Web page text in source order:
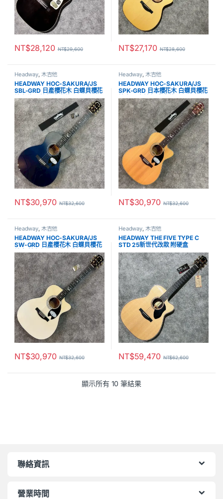
NT$28,120 NT$29,600 NT$27,170 NT$28,600
Headway, 木吉他
HEADWAY HOC-SAKURA/JS
SBL-GRD 日產櫻花木 白蝶貝櫻花
鑲嵌 漸層藍色 木吉他
NT$30,970 NT$32,600
Headway, 木吉他
HEADWAY HOC-SAKURA/JS
SPK-GRD 日本櫻花木 白蝶貝櫻花
鑲嵌 原木粉色 木吉他
NT$30,970 NT$32,600
Headway, 木吉他
HEADWAY HOC-SAKURA/JS
SW-GRD 日產櫻花木 白蝶貝櫻花
鑲嵌 粉白色漸層 木吉他
NT$30,970 NT$32,600
Headway, 木吉他
HEADWAY THE FIVE TYPE C
STD 25新世代改款 附硬盒
NT$59,470 NT$62,600
顯示所有 10 筆結果
聯絡資訊
營業時間